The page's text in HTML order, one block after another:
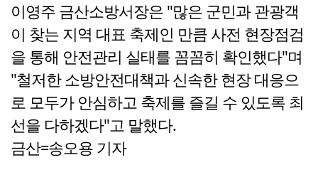
이영주 금산소방서장은 "많은 군민과 관광객
이 찾는 지역 대표 축제인 만큼 사전 현장점검
을 통해 안전관리 실태를 꼼꼼히 확인했다"며
"철저한 소방안전대책과 신속한 현장 대응으
로 모두가 안심하고 축제를 즐길 수 있도록 최
선을 다하겠다"고 말했다.
금산=송오용 기자